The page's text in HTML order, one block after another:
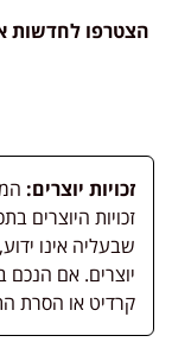
הצטרפו לחדשות
זכויות יוצרים:
זכויות היוצרים
יוצרים. אם הנכם
קרדיט או הסרת